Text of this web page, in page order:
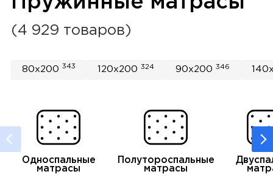
(4 929 товаров)
80x200 343 120x200 324 90x200346
Односпальные
матрасы
Полутороспальные
матрасы